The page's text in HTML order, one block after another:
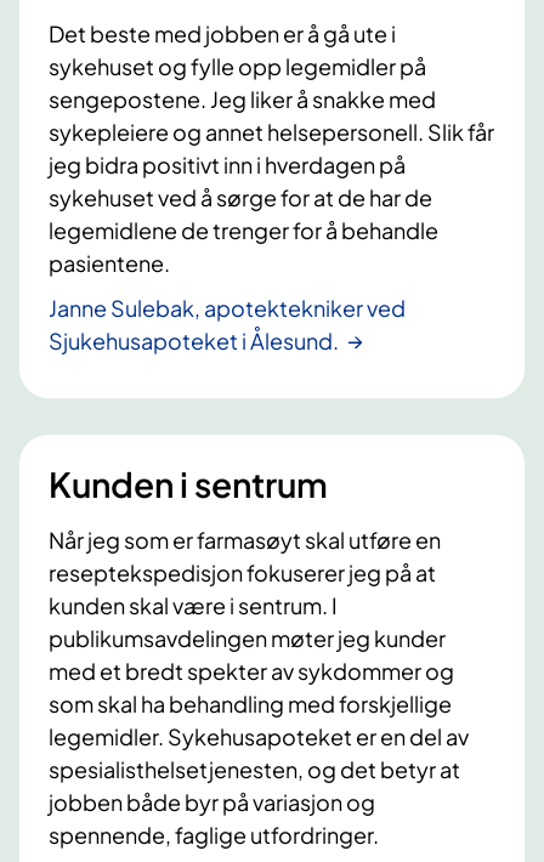
Det beste med jobben er å gå ute i
sykehuset og fylle opp legemidler på
sengepostene. Jeg liker å snakke med
sykepleiere og annet helsepersonell. Slik får
jeg bidra positivt inn i hverdagen på
sykehuset ved å sørge for at de har de
legemidlene de trenger for å behandle
pasientene.
Janne Sulebak, apotektekniker ved
Sjukehusapoteket i Ålesund.
Kunden i sentrum
Når jeg som er farmasøyt skal utføre en
reseptekspedisjon fokuserer jeg på at
kunden skal være i sentrum. I
publikumsavdelingen møter jeg kunder
med et bredt spekter av sykdommer og
som skal ha behandling med forskjellige
legemidler. Sykehusapoteket er en del av
spesialisthelsetjenesten, og det betyr at
jobben både byr på variasjon og
spennende, faglige utfordringer.